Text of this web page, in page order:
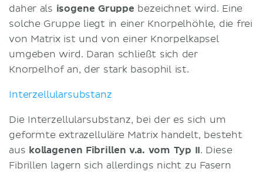
daher als isogene Gruppe bezeichnet wird. Eine
solche Gruppe liegt in einer Knorpelhöhle, die frei
von Matrix ist und von einer Knorpelkapsel
umgeben wird. Daran schließt sich der
Knorpelhof an, der stark basophil ist.
Interzellularsubstanz
Die Interzellularsubstanz, bei der es sich um
geformte extrazelluläre Matrix handelt, besteht
aus kollagenen Fibrillen v.a. vom Typ II. Diese
Fibrillen lagern sich allerdings nicht zu Fasern